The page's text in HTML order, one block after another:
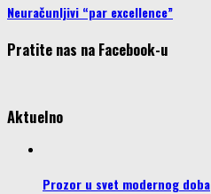
Neuračunljivi “par excellence”
Pratite nas na Facebook-u
Aktuelno
Prozor u svet modernog doba